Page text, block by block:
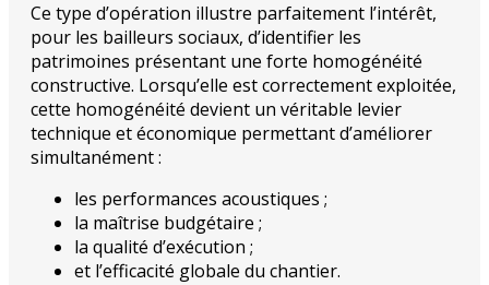
Ce type d’opération illustre parfaitement l’intérêt,
pour les bailleurs sociaux, d’identifier les
patrimoines présentant une forte homogénéité
constructive. Lorsqu’elle est correctement exploitée,
cette homogénéité devient un véritable levier
technique et économique permettant d’améliorer
simultanément :
les performances acoustiques ;
la maîtrise budgétaire ;
la qualité d’exécution ;
et l’efficacité globale du chantier.